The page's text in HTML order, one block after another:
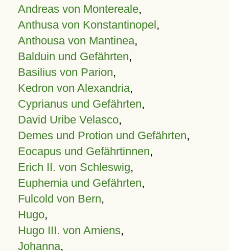
Andreas von Montereale,
Anthusa von Konstantinopel,
Anthousa von Mantinea,
Balduin und Gefährten,
Basilius von Parion,
Kedron von Alexandria,
Cyprianus und Gefährten,
David Uribe Velasco,
Demes und Protion und Gefährten,
Eocapus und Gefährtinnen,
Erich II. von Schleswig,
Euphemia und Gefährten,
Fulcold von Bern,
Hugo,
Hugo III. von Amiens,
Johanna,